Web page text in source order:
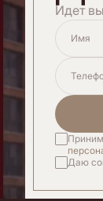
Идет
Имя
Даю